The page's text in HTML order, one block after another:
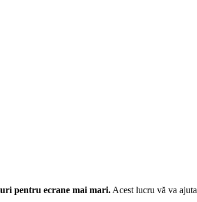
pentru ecrane mai mari. Acest lucru vă va